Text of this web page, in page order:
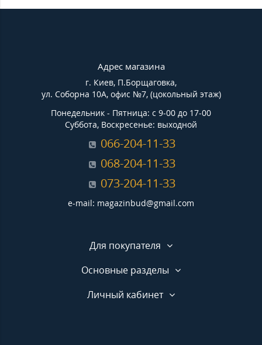
Адрес магазина
г. Киев, П.Борщаговка,
ул. Соборна 10А, офис №7, (цокольный этаж)
Понедельник - Пятница: с 9-00 до 17-00
Суббота, Воскресенье: выходной
066-204-11-33
068-204-11-33
073-204-11-33
e-mail: magazinbud@gmail.com
Для покупателя
Основные разделы
Личный кабинет